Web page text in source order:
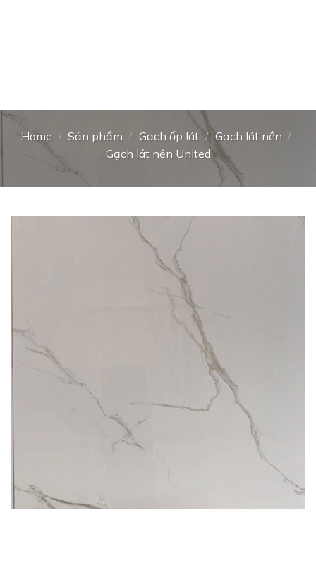
Home / Sản phẩm / Gạch ốp lát / Gạch lát nền /
Gạch lát nền United